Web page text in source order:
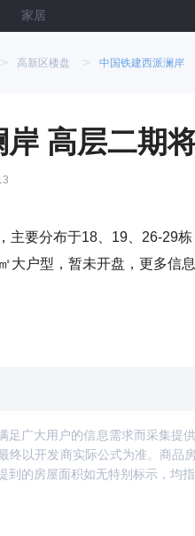
家居
> 高新区楼盘 > 中国铁建西派澜岸
高层二期
主要分布于18、19、26-29
大户型，暂未开盘，更多信息
足广大用户的信息需求而采集提
终以开发商实际公式为准。商品
的房屋面积如无特别标示，均指